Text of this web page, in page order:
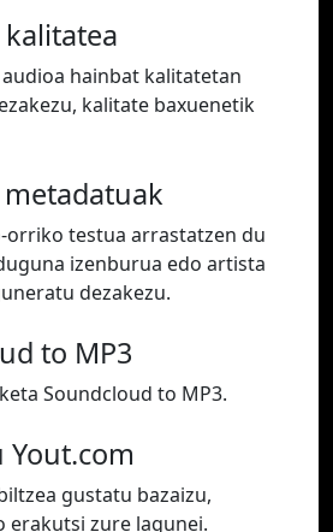
hainbat kalitatetan
kalitate baxuenetik
orriko testua arrastatzen du
izenburua edo artista
dezakezu.
to MP3
Soundcloud to MP3.
Yout.com
gustatu bazaizu,
erakutsi zure lagunei.